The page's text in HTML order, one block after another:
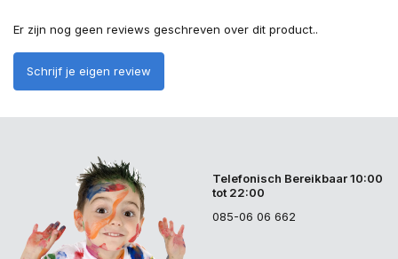
Er zijn nog geen reviews geschreven over dit product..
Schrijf je eigen review
Telefonisch Bereikbaar 10:00
tot 22:00
085-06 06 662